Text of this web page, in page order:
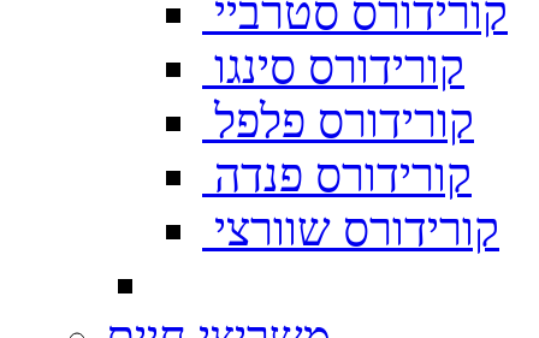
קורידורס סטרביי
קורידורס סינגו
קורידורס פלפל
קורידורס פנדה
קורידורס שוורצי